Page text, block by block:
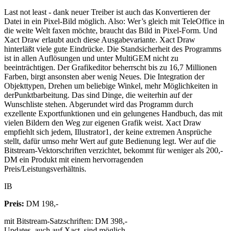
Last not least - dank neuer Treiber ist auch das Konvertieren der
Datei in ein Pixel-Bild möglich. Also: Wer’s gleich mit TeleOffice in
die weite Welt faxen möchte, braucht das Bild in Pixel-Form. Und
Xact Draw erlaubt auch diese Ausgabevariante. Xact Draw
hinterläßt viele gute Eindrücke. Die Standsicherheit des Programms
ist in allen Auflösungen und unter MultiGEM nicht zu
beeinträchtigen. Der Grafikeditor beherrscht bis zu 16,7 Millionen
Farben, birgt ansonsten aber wenig Neues. Die Integration der
Objekttypen, Drehen um beliebige Winkel, mehr Möglichkeiten in
derPunktbarbeitung. Das sind Dinge, die weiterhin auf der
Wunschliste stehen. Abgerundet wird das Programm durch
exzellente Exportfunktionen und ein gelungenes Handbuch, das mit
vielen Bildern den Weg zur eigenen Grafik weist. Xact Draw
empfiehlt sich jedem, Illustrator1, der keine extremen Ansprüche
stellt, dafür umso mehr Wert auf gute Bedienung legt. Wer auf die
Bitstream-Vektorschriften verzichtet, bekommt für weniger als 200,-
DM ein Produkt mit einem hervorragenden
Preis/Leistungsverhältnis.
IB
Preis: DM 198,-
mit Bitstream-Satzschriften: DM 398,-